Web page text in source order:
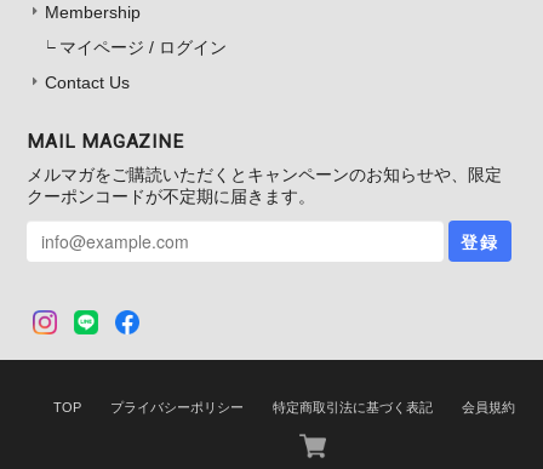
Membership
マイページ / ログイン
Contact Us
MAIL MAGAZINE
メルマガをご購読いただくとキャンペーンのお知らせや、限定
クーポンコードが不定期に届きます。
登録
TOP プライバシーポリシー 特定商取引法に基づく表記 会員規約